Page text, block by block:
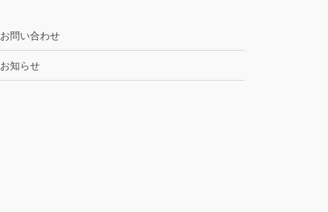
お問い合わせ
お知らせ